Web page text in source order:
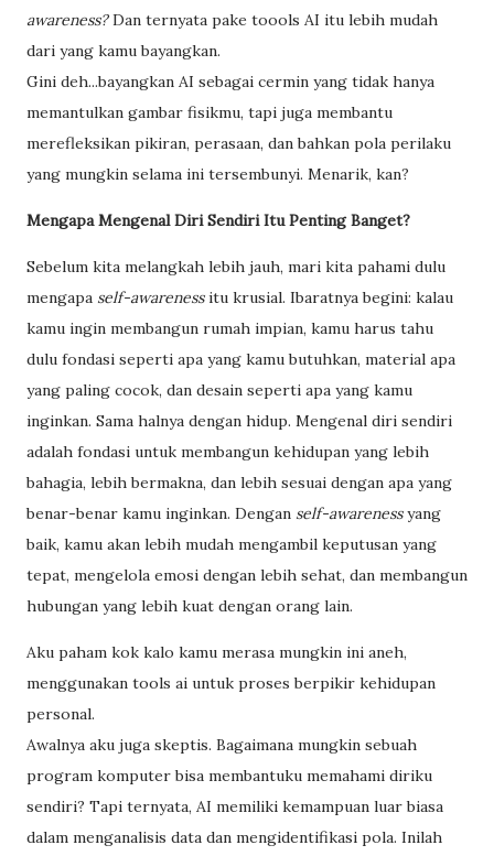
awareness?Dan ternyata pake toools AI itu lebih mudah
dari yang kamu bayangkan.
Gini deh...bayangkan AI sebagai cermin yang tidak hanya
memantulkan gambar fisikmu, tapi juga membantu
merefleksikan pikiran, perasaan, dan bahkan pola perilaku
yang mungkin selama ini tersembunyi. Menarik, kan?
Mengapa Mengenal Diri Sendiri Itu Penting Banget?
Sebelum kita melangkah lebih jauh, mari kita pahami dulu
mengapa self-awarenessitu krusial. Ibaratnya begini: kalau
kamu ingin membangun rumah impian, kamu harus tahu
dulu fondasi seperti apa yang kamu butuhkan, material apa
yang paling cocok, dan desain seperti apa yang kamu
inginkan. Sama halnya dengan hidup. Mengenal diri sendiri
adalah fondasi untuk membangun kehidupan yang lebih
bahagia, lebih bermakna, dan lebih sesuai dengan apa yang
benar-benar kamu inginkan. Dengan self-awarenessyang
baik, kamu akan lebih mudah mengambil keputusan yang
tepat, mengelola emosi dengan lebih sehat, dan membangun
hubungan yang lebih kuat dengan orang lain.
Aku paham kok kalo kamu merasa mungkin ini aneh,
menggunakan tools ai untuk proses berpikir kehidupan
personal.
Awalnya aku juga skeptis. Bagaimana mungkin sebuah
program komputer bisa membantuku memahami diriku
sendiri? Tapi ternyata, AI memiliki kemampuan luar biasa
dalam menganalisis data dan mengidentifikasi pola. Inilah